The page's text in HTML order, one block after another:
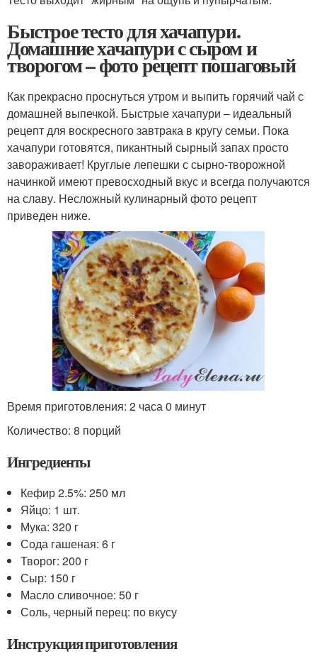
Быстрое тесто для хачапури.
Домашние хачапури с сыром и
творогом – фото рецепт пошаговый
Как прекрасно проснуться утром и выпить горячий чай с
домашней выпечкой. Быстрые хачапури – идеальный
рецепт для воскресного завтрака в кругу семьи. Пока
хачапури готовятся, пикантный сырный запах просто
завораживает! Круглые лепешки с сырно-творожной
начинкой имеют превосходный вкус и всегда получаются
на славу. Несложный кулинарный фото рецепт
приведен ниже.
Время приготовления: 2 часа 0 минут
Количество: 8 порций
Ингредиенты
Кефир 2.5%: 250 мл
Яйцо: 1 шт.
Мука: 320 г
Сода гашеная: 6 г
Творог: 200 г
Сыр: 150 г
Масло сливочное: 50 г
Соль, черный перец: по вкусу
Инструкция приготовления